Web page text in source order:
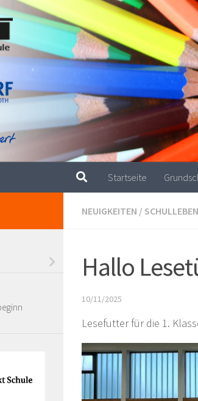
Startseite
NEUIGKEITEN / SCHULLEBEN
Hallo
10/11/2025
Lesefutter für die 1.